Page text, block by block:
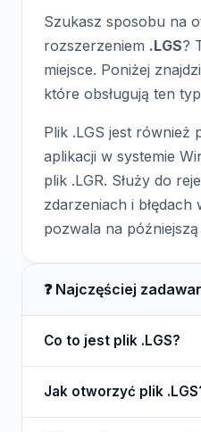
Szukasz sposobu na
rozszerzeniem .LGS?
miejsce. Poniżej
które obsługują ten
Plik .LGS jest również
aplikacji w systemie
plik .LGR. Służy do
zdarzeniach i błędach
pozwala na późniejszą
❓ Najczęściej
Co to jest plik .LGS?
dokumentuje działania i
Windows. Umożliwia to
Jak otworzyć plik